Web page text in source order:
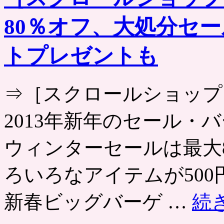
80％オフ、大処分セ
トプレゼントも
⇒［スクロールショッ
2013年新年のセール・
ウィンターセールは最
ろいろなアイテムが
新春ビッグバーゲ … 続